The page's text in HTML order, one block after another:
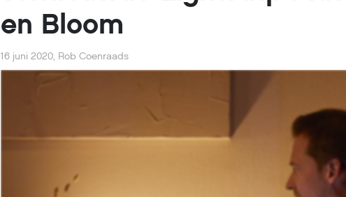
en Bloom
16 juni 2020, Rob Coenraads